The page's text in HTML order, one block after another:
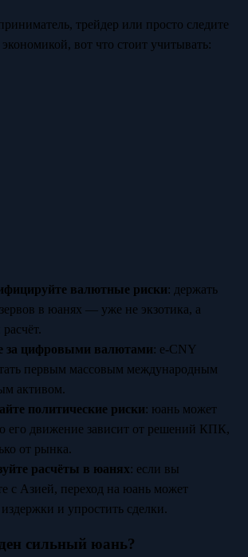
трейдер или просто следите
экономикой, вот что стоит учитывать:
валютные риски: держать
в юанях — уже не экзотика, а
за цифровыми валютами: e-CNY
первым массовым международным
активом.
политические риски: юань может
его движение зависит от решений КПК,
от рынка.
расчёты в юанях: если вы
с Азией, переход на юань может
издержки и упростить сделки.
сильный юань?